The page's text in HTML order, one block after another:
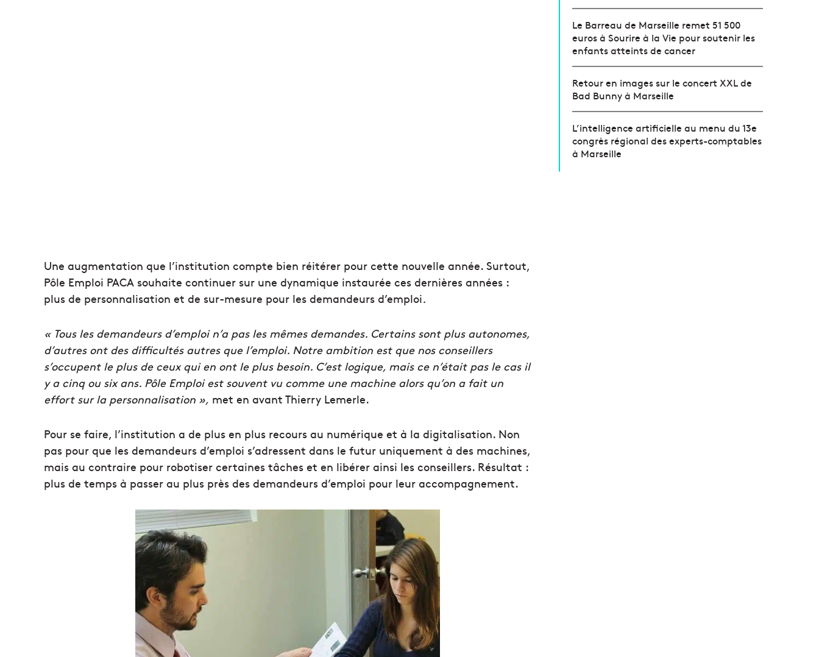
Une augmentation que l’institution compte bien réitérer pour cette nouvelle année. Surtout,
Pôle Emploi PACA souhaite continuer sur une dynamique instaurée ces dernières années :
plus de personnalisation et de sur-mesure pour les demandeurs d’emploi.
« Tous les demandeurs d’emploi n’a pas les mêmes demandes. Certains sont plus autonomes,
d’autres ont des difficultés autres que l’emploi. Notre ambition est que nos conseillers
s’occupent le plus de ceux qui en ont le plus besoin. C’est logique, mais ce n’était pas le cas il
y a cinq ou six ans. Pôle Emploi est souvent vu comme une machine alors qu’on a fait un
effort sur la personnalisation », met en avant Thierry Lemerle.
Pour se faire, l’institution a de plus en plus recours au numérique et à la digitalisation. Non
pas pour que les demandeurs d’emploi s’adressent dans le futur uniquement à des machines,
mais au contraire pour robotiser certaines tâches et en libérer ainsi les conseillers. Résultat :
plus de temps à passer au plus près des demandeurs d’emploi pour leur accompagnement.
Le Barreau de Marseille remet 51 500
euros à Sourire à la Vie pour soutenir les
enfants atteints de cancer
Retour en images sur le concert XXL de
Bad Bunny à Marseille
L’intelligence artificielle au menu du 13e
congrès régional des experts-comptables
à Marseille